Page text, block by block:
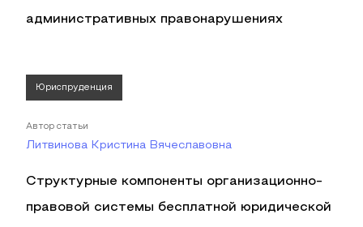
административных правонарушениях
Юриспруденция
Автор статьи
Литвинова Кристина Вячеславовна
Структурные компоненты организационно-
правовой системы бесплатной юридической